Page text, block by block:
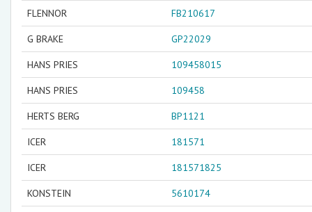
FLENNOR FB210617
G BRAKE GP22029
HANS PRIES 109458015
HANS PRIES 109458
HERTS BERG BP1121
ICER 181571
ICER 181571825
KONSTEIN 5610174